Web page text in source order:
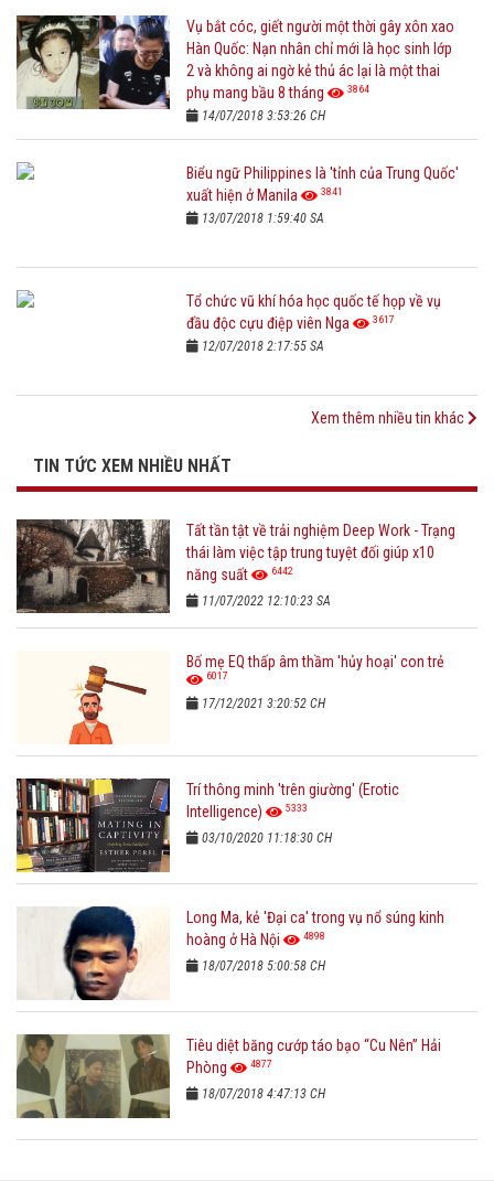
Vụ bắt cóc, giết người một thời gây xôn xao
Hàn Quốc: Nạn nhân chỉ mới là học sinh lớp
2 và không ai ngờ kẻ thủ ác lại là một thai
phụ mang bầu 8 tháng
3864
14/07/2018 3:53:26 CH
Biểu ngữ Philippines là 'tỉnh của Trung Quốc'
xuất hiện ở Manila
3841
13/07/2018 1:59:40 SA
Tổ chức vũ khí hóa học quốc tế họp về vụ
đầu độc cựu điệp viên Nga
3617
12/07/2018 2:17:55 SA
Xem thêm nhiều tin khác
TIN TỨC XEM NHIỀU NHẤT
Tất tần tật về trải nghiệm Deep Work - Trạng
thái làm việc tập trung tuyệt đối giúp x10
năng suất
6442
11/07/2022 12:10:23 SA
Bố mẹ EQ thấp âm thầm 'hủy hoại' con trẻ
6017
17/12/2021 3:20:52 CH
Trí thông minh 'trên giường' (Erotic
Intelligence)
5333
03/10/2020 11:18:30 CH
Long Ma, kẻ 'Đại ca' trong vụ nổ súng kinh
hoàng ở Hà Nội
4898
18/07/2018 5:00:58 CH
Tiêu diệt băng cướp táo bạo “Cu Nên” Hải
Phòng
4877
18/07/2018 4:47:13 CH